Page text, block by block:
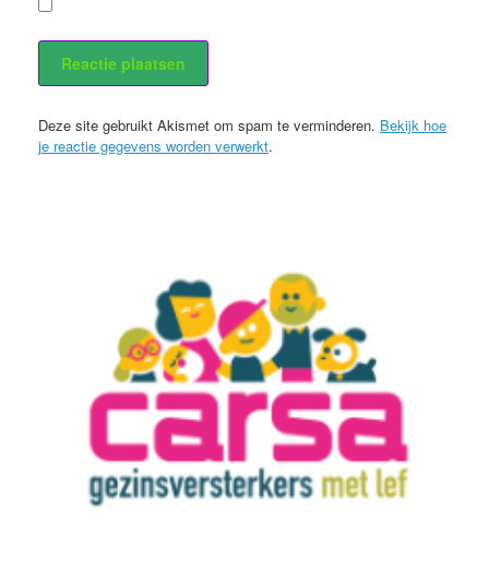
Deze site gebruikt Akismet om spam te verminderen. Bekijk hoe
je reactie gegevens worden verwerkt.